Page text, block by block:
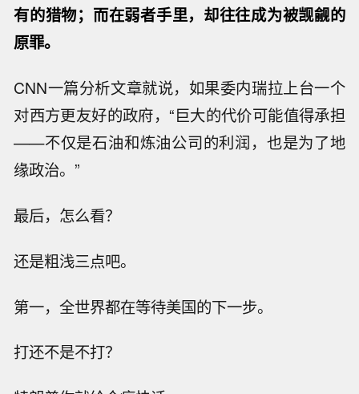
有的猎物；而在弱者手里，却往往成为被觊觎的
原罪。
CNN一篇分析文章就说，如果委内瑞拉上台一个
对西方更友好的政府，“巨大的代价可能值得承担
——不仅是石油和炼油公司的利润，也是为了地
缘政治。”
最后，怎么看？
还是粗浅三点吧。
第一，全世界都在等待美国的下一步。
打还不是不打？